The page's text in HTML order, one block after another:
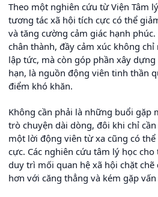
Theo một nghiên cứu từ Viện Tâm
tương tác xã hội tích cực có thể
và tăng cường cảm giác hạnh phúc.
chân thành, đầy cảm xúc không
lập tức, mà còn góp phần xây
hạn, là nguồn động viên tinh thần
điểm khó khăn.
Không cần phải là những buổi gặp
trò chuyện dài dòng, đôi khi chỉ
một lời động viên từ xa cũng có
cực. Các nghiên cứu tâm lý học
duy trì mối quan hệ xã hội chặt
hơn với căng thẳng và kém gặp